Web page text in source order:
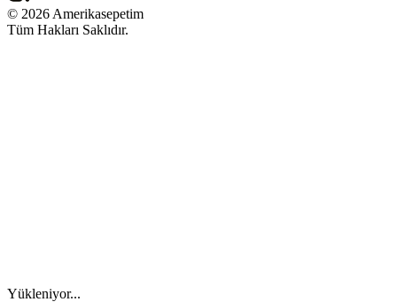
© 2026 Amerikasepetim
Tüm Hakları Saklıdır.
Yükleniyor...